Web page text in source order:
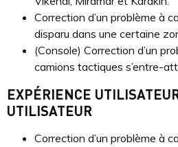
Correction d’un problème à
disparu dans une certaine
(Console) Correction d’un
camions tactiques s’entre-
EXPÉRIENCE
UTILISATEUR
Correction d’un problème à